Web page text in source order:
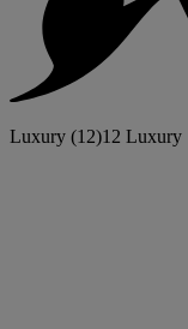
Luxury (12)12 Luxury